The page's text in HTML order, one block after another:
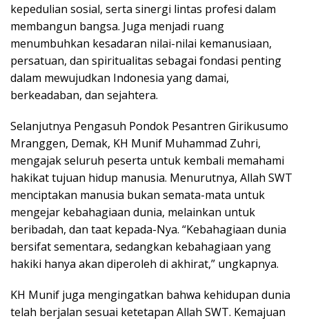
kepedulian sosial, serta sinergi lintas profesi dalam
membangun bangsa. Juga menjadi ruang
menumbuhkan kesadaran nilai-nilai kemanusiaan,
persatuan, dan spiritualitas sebagai fondasi penting
dalam mewujudkan Indonesia yang damai,
berkeadaban, dan sejahtera.
Selanjutnya Pengasuh Pondok Pesantren Girikusumo
Mranggen, Demak, KH Munif Muhammad Zuhri,
mengajak seluruh peserta untuk kembali memahami
hakikat tujuan hidup manusia. Menurutnya, Allah SWT
menciptakan manusia bukan semata-mata untuk
mengejar kebahagiaan dunia, melainkan untuk
beribadah, dan taat kepada-Nya. “Kebahagiaan dunia
bersifat sementara, sedangkan kebahagiaan yang
hakiki hanya akan diperoleh di akhirat,” ungkapnya.
KH Munif juga mengingatkan bahwa kehidupan dunia
telah berjalan sesuai ketetapan Allah SWT. Kemajuan